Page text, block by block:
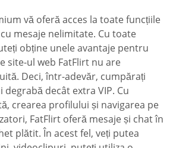
vă oferă acces la toate funcțiile
mesaje nelimitate. Cu toate
obține unele avantaje pentru
site-ul web FatFlirt nu are
Deci, într-adevăr, cumpărați
degrabă decât extra VIP. Cu
crearea profilului și navigarea pe
FatFlirt oferă mesaje și chat în
plătit. În acest fel, veți putea